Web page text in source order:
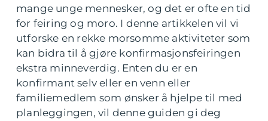
mange unge mennesker, og det er ofte en tid
for feiring og moro. I denne artikkelen vil vi
utforske en rekke morsomme aktiviteter som
kan bidra til å gjøre konfirmasjonsfeiringen
ekstra minneverdig. Enten du er en
konfirmant selv eller en venn eller
familiemedlem som ønsker å hjelpe til med
planleggingen, vil denne guiden gi deg